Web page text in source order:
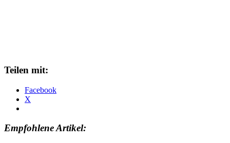
Teilen mit:
Facebook
X
Empfohlene Artikel: